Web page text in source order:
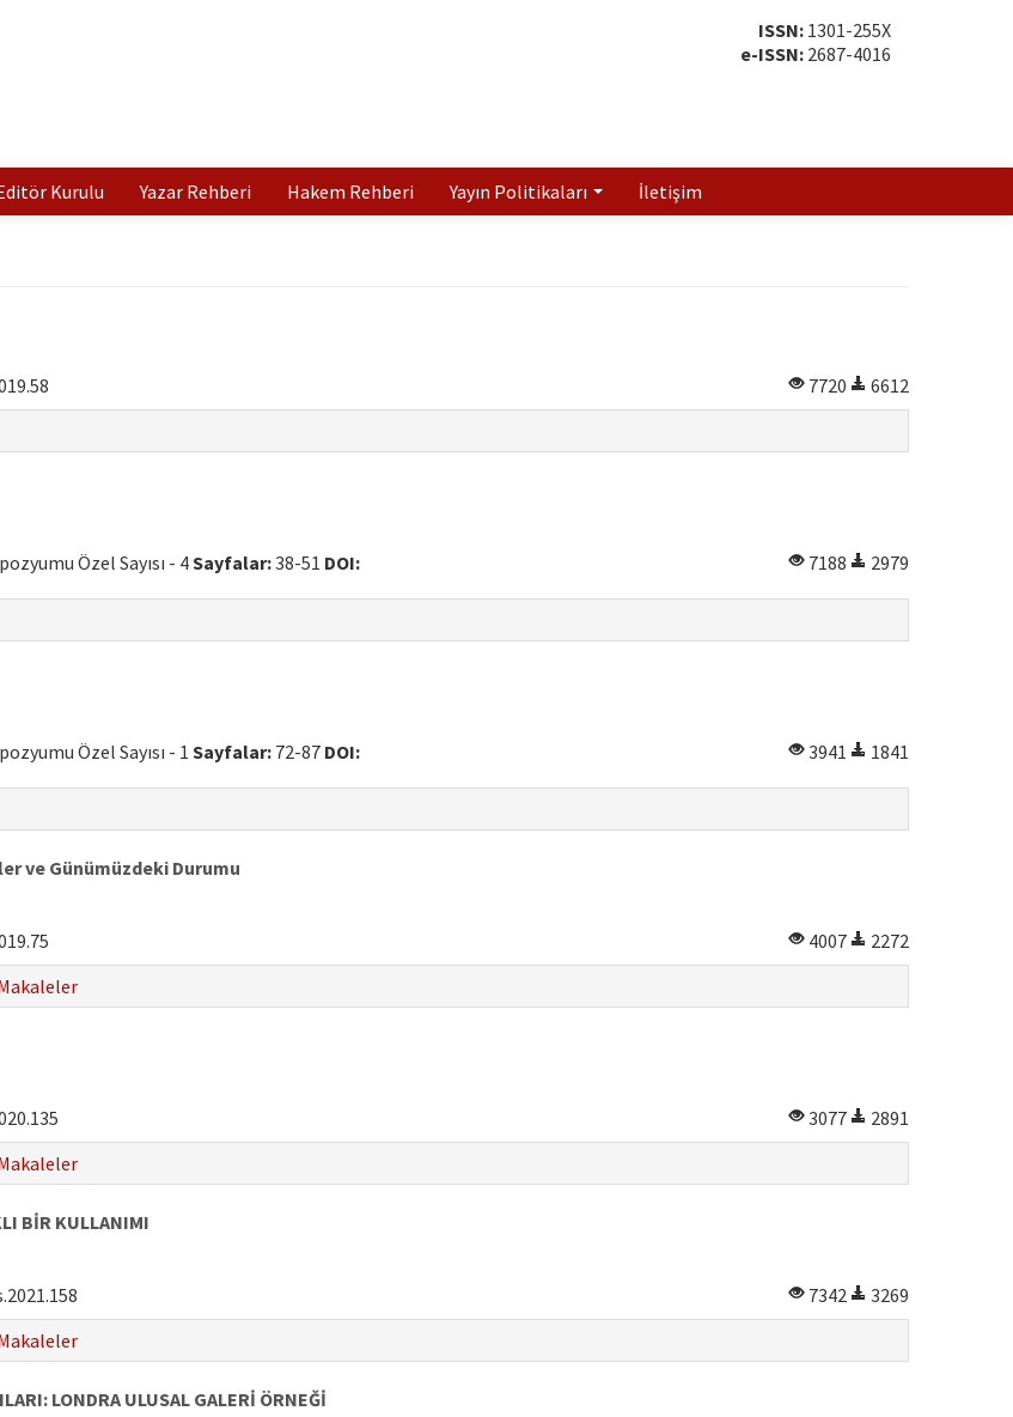
ISSN:1301-255X
e-ISSN:2687-4016
Kurulu Yazar Rehberi Hakem Rehberi Yayın Politikaları İletişim
7720
6612
Özel Sayısı - 4Sayfalar:38-51 DOI:
7188 2979
Özel Sayısı - 1 Sayfalar: 72-87 DOI:
3941 1841
ve Günümüzdeki Durumu
4007
2272
3077
2891
BİR KULLANIMI
7342
3269
LONDRA ULUSAL GALERİ ÖRNEĞİ